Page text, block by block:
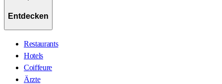
Entdecken
Restaurants
Hotels
Coiffeure
Ärzte